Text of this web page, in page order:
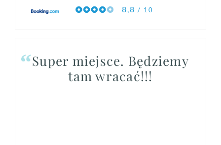
8,8 / 10
Super miejsce. Będziemy
tam wracać!!!